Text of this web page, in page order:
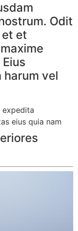
Odit
et
harum vel
expedita
eius quia nam